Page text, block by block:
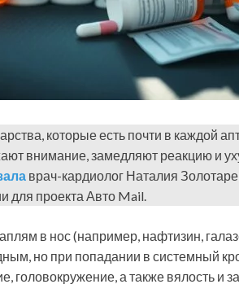
которые есть почти в каждой
внимание, замедляют реакцию и
врач-кардиолог Наталия
для проекта Авто Mail.
в нос (например, нафтизин,
но при попадании в системный
головокружение, а также вялость и